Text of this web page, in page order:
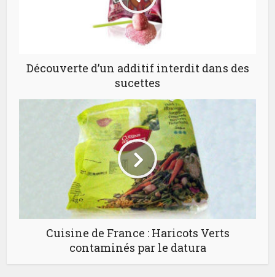
Découverte d’un additif interdit dans des
sucettes
Cuisine de France : Haricots Verts
contaminés par le datura